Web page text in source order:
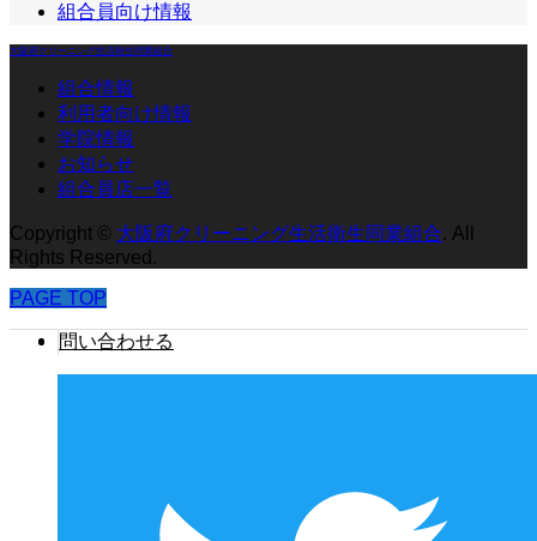
組合員向け情報
大阪府クリーニング生活衛生同業組合
組合情報
利用者向け情報
学院情報
お知らせ
組合員店一覧
Copyright © 大阪府クリーニング生活衛生同業組合. All
Rights Reserved.
PAGE TOP
問い合わせる